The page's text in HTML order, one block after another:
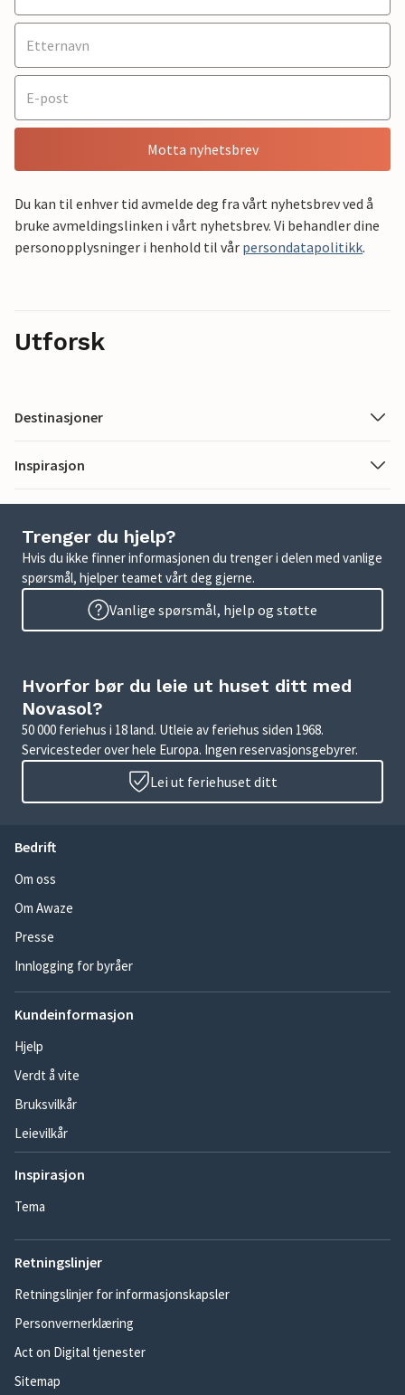
Motta nyhetsbrev
Du kan til enhver tid avmelde deg fra vårt nyhetsbrev ved å
bruke avmeldingslinken i vårt nyhetsbrev. Vi behandler dine
personopplysninger i henhold til vår persondatapolitikk.
Utforsk
Destinasjoner
Inspirasjon
Trenger du hjelp?
Hvis du ikke finner informasjonen du trenger i delen med vanlige
spørsmål, hjelper teamet vårt deg gjerne.
Vanlige spørsmål, hjelp og støtte
Hvorfor bør du leie ut huset ditt med
Novasol?
50 000 feriehus i 18 land. Utleie av feriehus siden 1968.
Servicesteder over hele Europa. Ingen reservasjonsgebyrer.
Lei ut feriehuset ditt
Bedrift
Om oss
Om Awaze
Presse
Innlogging for byråer
Kundeinformasjon
Hjelp
Verdt å vite
Bruksvilkår
Leievilkår
Inspirasjon
Tema
Retningslinjer
Retningslinjer for informasjonskapsler
Personvernerklæring
Act on Digital tjenester
Sitemap